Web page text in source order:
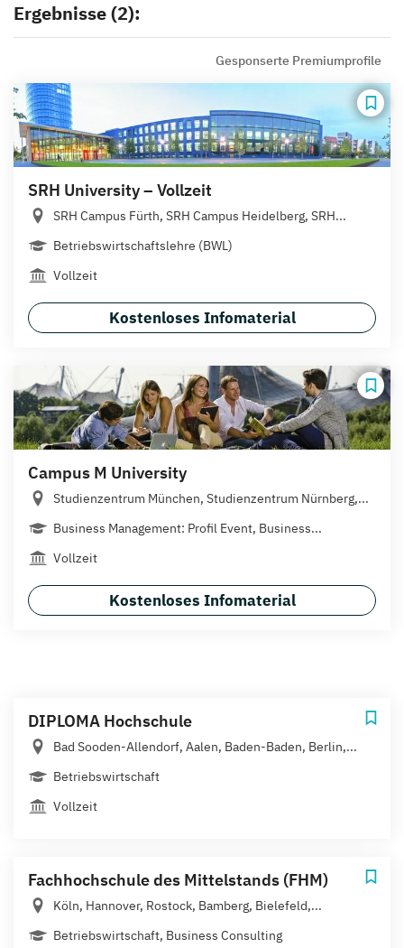
Ergebnisse (2):
Gesponserte Premiumprofile
SRH University – Vollzeit
SRH Campus Fürth, SRH Campus Heidelberg, SRH...
Betriebswirtschaftslehre (BWL)
Vollzeit
Kostenloses Infomaterial
Campus M University
Studienzentrum München, Studienzentrum Nürnberg,...
Business Management: Profil Event, Business...
Vollzeit
Kostenloses Infomaterial
DIPLOMA Hochschule
Bad Sooden-Allendorf, Aalen, Baden-Baden, Berlin,...
Betriebswirtschaft
Vollzeit
Fachhochschule des Mittelstands (FHM)
Köln, Hannover, Rostock, Bamberg, Bielefeld,...
Betriebswirtschaft, Business Consulting